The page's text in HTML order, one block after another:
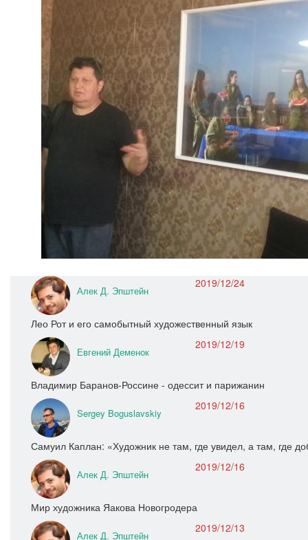
Алек Д. Эпштейн
2019/12/24
Лео Рот и его самобытный художественный язык
Евгений Деменок
2019/12/19
Владимир Баранов-Россине - одессит и парижанин
Sergey Boguslavskiy
2019/12/16
Самуил Каплан: «Художник не там, где увидел, а там, где
Алек Д. Эпштейн
2019/12/16
Мир художника Яакова Новогродера
Алек Д. Эпштейн
2019/12/13